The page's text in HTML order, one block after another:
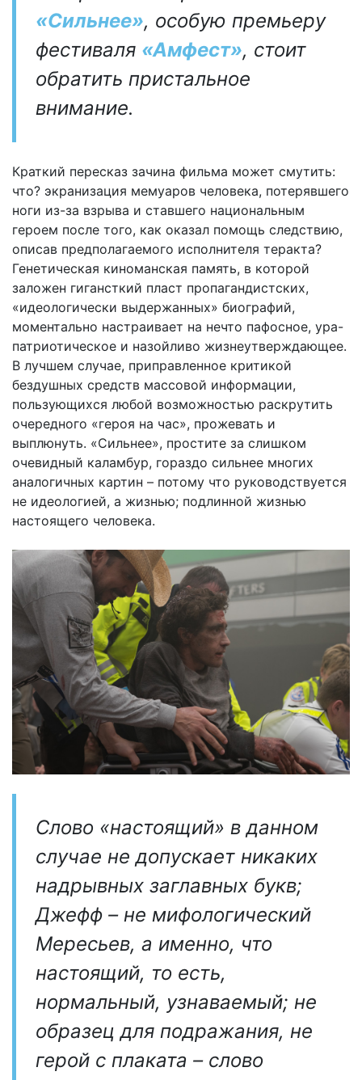
«Сильнее», особую премьеру
фестиваля «Амфест», стоит
обратить пристальное
внимание.
Краткий пересказ зачина фильма может смутить:
что? экранизация мемуаров человека, потерявшего
ноги из-за взрыва и ставшего национальным
героем после того, как оказал помощь следствию,
описав предполагаемого исполнителя теракта?
Генетическая киноманская память, в которой
заложен гигансткий пласт пропагандистских,
«идеологически выдержанных» биографий,
моментально настраивает на нечто пафосное, ура-
патриотическое и назойливо жизнеутверждающее.
В лучшем случае, приправленное критикой
бездушных средств массовой информации,
пользующихся любой возможностью раскрутить
очередного «героя на час», прожевать и
выплюнуть. «Сильнее», простите за слишком
очевидный каламбур, гораздо сильнее многих
аналогичных картин – потому что руководствуется
не идеологией, а жизнью; подлинной жизнью
настоящего человека.
Слово «настоящий» в данном
случае не допускает никаких
надрывных заглавных букв;
Джефф – не мифологический
Мересьев, а именно, что
настоящий, то есть,
нормальный, узнаваемый; не
образец для подражания, не
герой с плаката – слово